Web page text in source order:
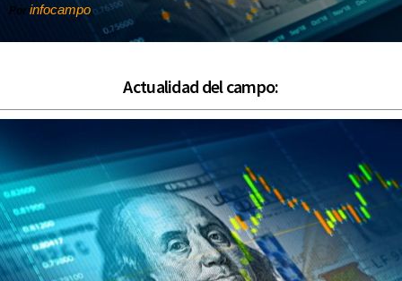
Por infocampo
Actualidad del campo: